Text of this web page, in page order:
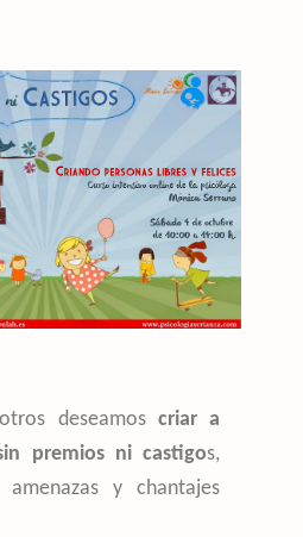
deseamos criar a
premios ni castigos,
y chantajes